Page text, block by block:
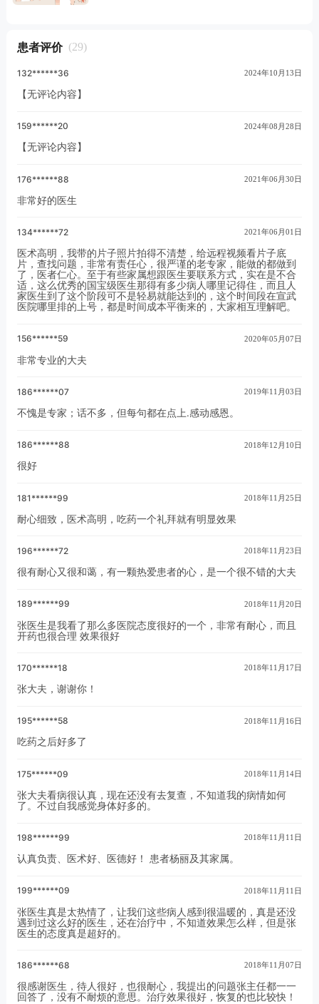
患者评价 (29)
132******36 2024年10月13日
【无评论内容】
159******20 2024年08月28日
【无评论内容】
176******88 2021年06月30日
非常好的医生
134******72 2021年06月01日
医术高明，我带的片子照片拍得不清楚，给远程视频看片子底
片，查找问题，非常有责任心，很严谨的老专家，能做的都做到
了，医者仁心。至于有些家属想跟医生要联系方式，实在是不合
适，这么优秀的国宝级医生那得有多少病人哪里记得住，而且人
家医生到了这个阶段可不是轻易就能达到的，这个时间段在宣武
医院哪里排的上号，都是时间成本平衡来的，大家相互理解吧。
156******59 2020年05月07日
非常专业的大夫
186******07 2019年11月03日
不愧是专家；话不多，但每句都在点上.感动感恩。
186******88 2018年12月10日
很好
181******99 2018年11月25日
耐心细致，医术高明，吃药一个礼拜就有明显效果
196******72 2018年11月23日
很有耐心又很和蔼，有一颗热爱患者的心，是一个很不错的大夫
189******99 2018年11月20日
张医生是我看了那么多医院态度很好的一个，非常有耐心，而且
开药也很合理 效果很好
170******18 2018年11月17日
张大夫，谢谢你！
195******58 2018年11月16日
吃药之后好多了
175******09 2018年11月14日
张大夫看病很认真，现在还没有去复查，不知道我的病情如何
了。不过自我感觉身体好多的。
198******99 2018年11月11日
认真负责、医术好、医德好！ 患者杨丽及其家属。
199******09 2018年11月11日
张医生真是太热情了，让我们这些病人感到很温暖的，真是还没
遇到过这么好的医生，还在治疗中，不知道效果怎么样，但是张
医生的态度真是超好的。
186******68 2018年11月07日
很感谢医生，待人很好，也很耐心，我提出的问题张主任都一一
回答了，没有不耐烦的意思。治疗效果很好，恢复的也比较快！